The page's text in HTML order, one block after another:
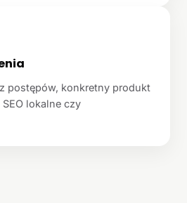
postępów, konkretny produkt
lokalne czy